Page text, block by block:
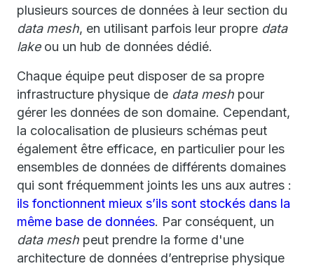
plusieurs sources de données à leur section du
data mesh, en utilisant parfois leur propre data
lakeou un hub de données dédié.
Chaque équipe peut disposer de sa propre
infrastructure physique de data mesh pour
gérer les données de son domaine. Cependant,
la colocalisation de plusieurs schémas peut
également être efficace, en particulier pour les
ensembles de données de différents domaines
qui sont fréquemment joints les uns aux autres :
ils fonctionnent mieux s’ils sont stockés dans la
même base de données. Par conséquent, un
data mesh peut prendre la forme d'une
architecture de données d’entreprise physique